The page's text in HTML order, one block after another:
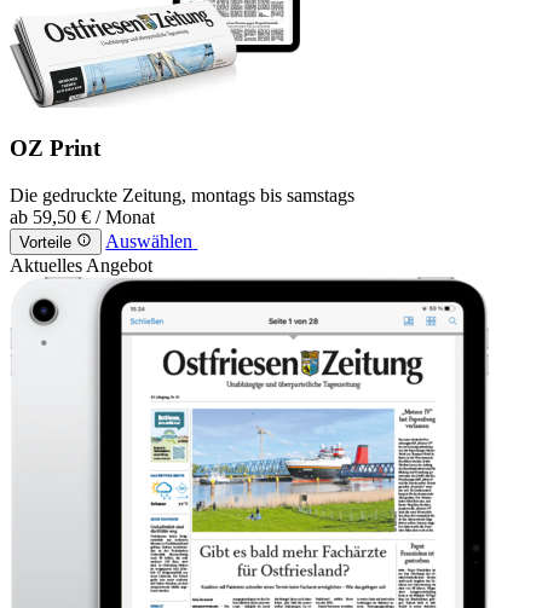
OZ Print
Die gedruckte Zeitung, montags bis samstags
ab 59,50 € / Monat
Vorteile
Auswählen
Aktuelles Angebot